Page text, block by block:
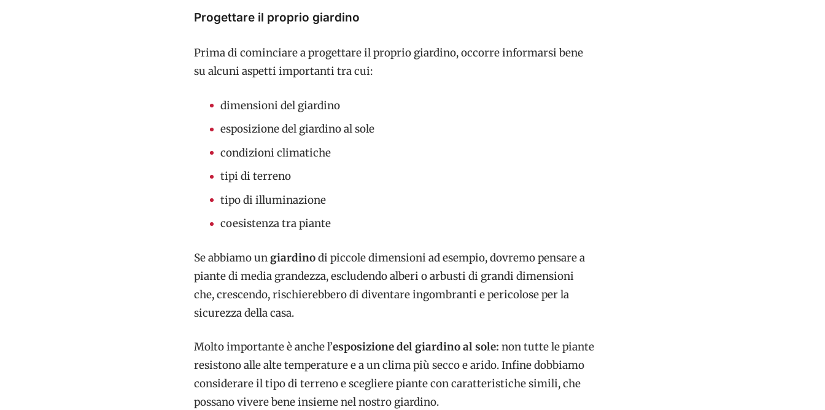
Progettare il proprio giardino
Prima di cominciare a progettare il proprio giardino, occorre informarsi bene
su alcuni aspetti importanti tra cui:
dimensioni del giardino
esposizione del giardino al sole
condizioni climatiche
tipi di terreno
tipo di illuminazione
coesistenza tra piante
Se abbiamo ungiardinodi piccole dimensioni ad esempio, dovremo pensare a
piante di media grandezza, escludendo alberi o arbusti di grandi dimensioni
che, crescendo, rischierebbero di diventare ingombranti e pericolose per la
sicurezza della casa.
Molto importante è anche l’esposizione del giardino al sole: non tutte le piante
resistono alle alte temperature e a un clima più secco e arido. Infine dobbiamo
considerare il tipo di terreno e scegliere piante con caratteristiche simili, che
possano vivere bene insieme nel nostro giardino.